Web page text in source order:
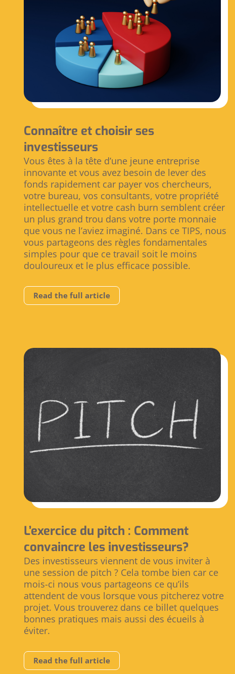
Connaître et choisir ses
investisseurs
Vous êtes à la tête d’une jeune entreprise
innovante et vous avez besoin de lever des
fonds rapidement car payer vos chercheurs,
votre bureau, vos consultants, votre propriété
intellectuelle et votre cash burn semblent créer
un plus grand trou dans votre porte monnaie
que vous ne l’aviez imaginé. Dans ce TIPS, nous
vous partageons des règles fondamentales
simples pour que ce travail soit le moins
douloureux et le plus efficace possible.
Read the full article
L’exercice du pitch : Comment
convaincre les investisseurs?
Des investisseurs viennent de vous inviter à
une session de pitch ? Cela tombe bien car ce
mois-ci nous vous partageons ce qu’ils
attendent de vous lorsque vous pitcherez votre
projet. Vous trouverez dans ce billet quelques
bonnes pratiques mais aussi des écueils à
éviter.
Read the full article